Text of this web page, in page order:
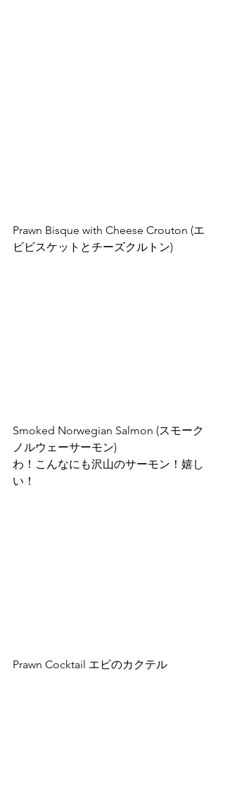
Prawn Bisque with Cheese Crouton (エ
ビビスケットとチーズクルトン)
Smoked Norwegian Salmon (スモーク
ノルウェーサーモン)
わ！こんなにも沢山のサーモン！嬉し
い！
Prawn Cocktail エビのカクテル